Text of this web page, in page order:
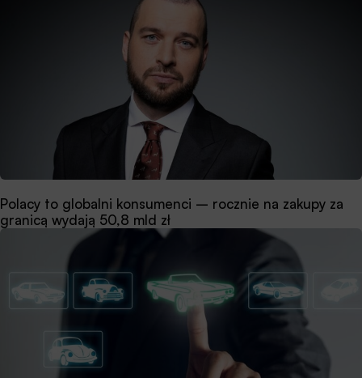
Polacy to globalni konsumenci – rocznie na zakupy za
granicą wydają 50,8 mld zł